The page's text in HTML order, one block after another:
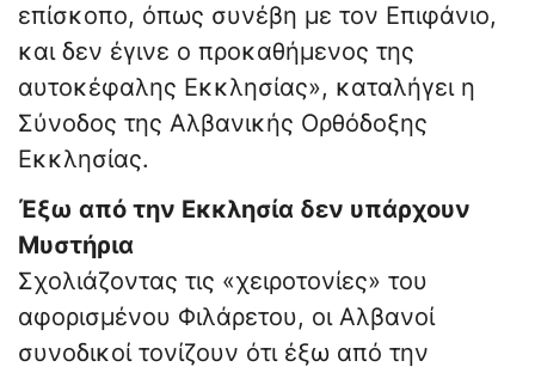
επίσκοπο, όπως συνέβη με τον Επιφάνιο,
και δεν έγινε ο προκαθήμενος της
αυτοκέφαλης Εκκλησίας», καταλήγει η
Σύνοδος της Αλβανικής Ορθόδοξης
Εκκλησίας.
Έξω από την Εκκλησία δεν υπάρχουν
Μυστήρια
Σχολιάζοντας τις «χειροτονίες» του
αφορισμένου Φιλάρετου, οι Αλβανοί
συνοδικοί τονίζουν ότι έξω από την